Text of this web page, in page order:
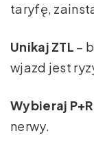
taryfę,
Unikaj ZTL –
wjazd jest
Wybieraj P+R
nerwy.